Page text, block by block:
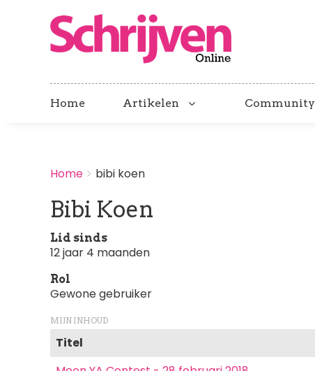
Home Artikelen Community
BREADCRUMBS
You
here:
Home bibi koen
Bibi Koen
Lid sinds
12 jaar 4 maanden
Rol
Gewone gebruiker
MIJN INHOUD
Titel